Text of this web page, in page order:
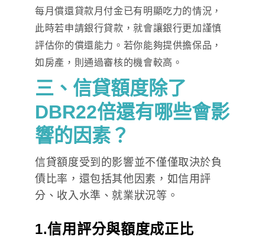
每月償還貸款月付金已有明顯吃力的情況，
此時若申請銀行貸款，就會讓銀行更加謹慎
評估你的償還能力。若你能夠提供擔保品，
如房產，則通過審核的機會較高。
三、信貸額度除了
DBR22倍還有哪些會影
響的因素？
信貸額度受到的影響並不僅僅取決於負
債比率，還包括其他因素，如信用評
分、收入水準、就業狀況等。
1.信用評分與額度成正比